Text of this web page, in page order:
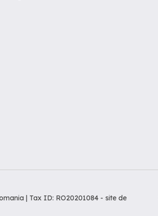
| Tax ID: RO20201084 - site de